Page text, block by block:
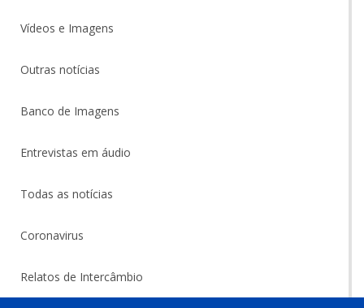
Vídeos e Imagens
Outras notícias
Banco de Imagens
Entrevistas em áudio
Todas as notícias
Coronavirus
Relatos de Intercâmbio